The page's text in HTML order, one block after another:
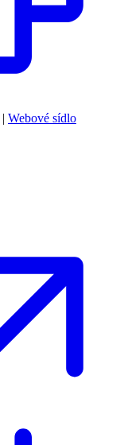
| Webové sídlo